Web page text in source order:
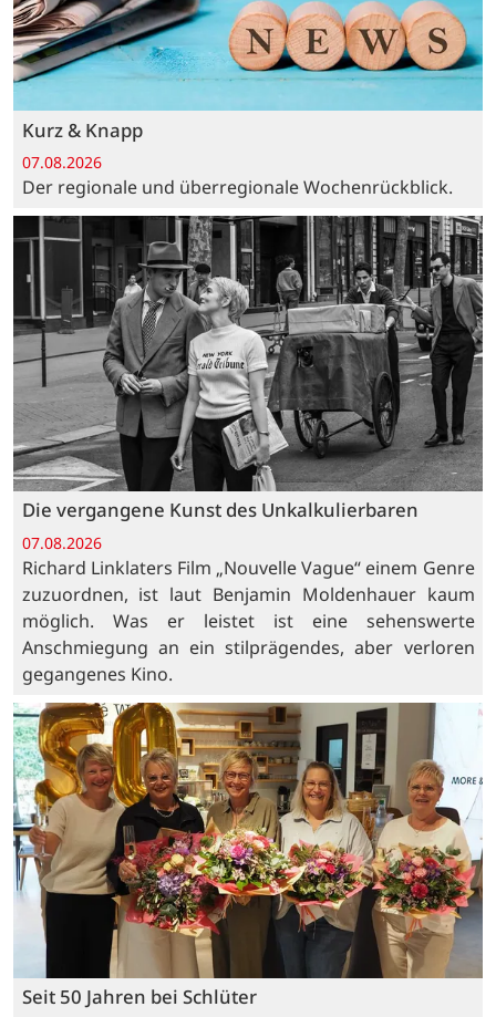
Kurz & Knapp
07.08.2026
Der regionale und überregionale Wochenrückblick.
Die vergangene Kunst des Unkalkulierbaren
07.08.2026
Richard Linklaters Film „Nouvelle Vague“ einem Genre
zuzuordnen, ist laut Benjamin Moldenhauer kaum
möglich. Was er leistet ist eine sehenswerte
Anschmiegung an ein stilprägendes, aber verloren
gegangenes Kino.
Seit 50 Jahren bei Schlüter